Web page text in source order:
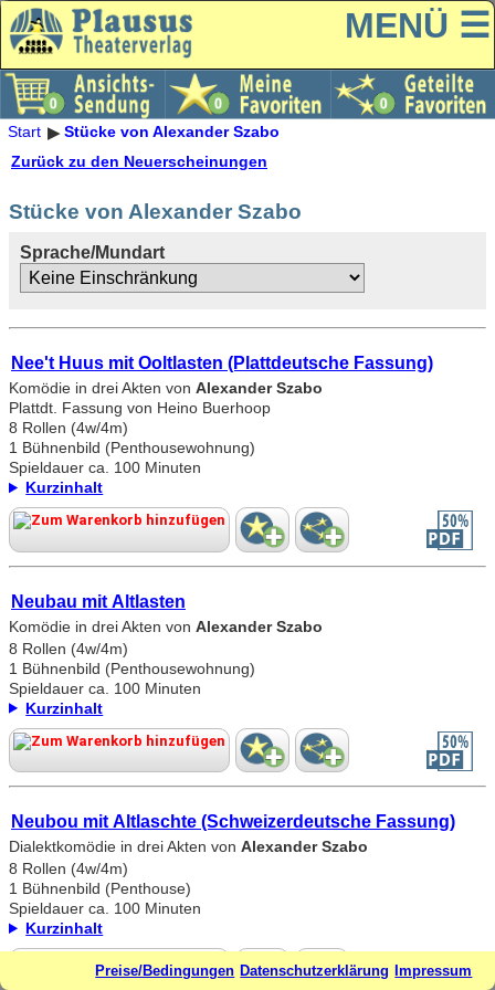
MENÜ ☰
Start Stücke von Alexander Szabo
Preise/Bedingungen Datenschutzerklärung Impressum
Zurück zu den Neuerscheinungen
Stücke von Alexander Szabo
Sprache/Mundart
Nee't Huus mit Ooltlasten (Plattdeutsche Fassung)
Komödie in drei Akten von Alexander Szabo
Plattdt. Fassung von Heino Buerhoop
8 Rollen (4w/4m)
1 Bühnenbild (Penthousewohnung)
Spieldauer ca. 100 Minuten
Kurzinhalt
Neubau mit Altlasten
Komödie in drei Akten von Alexander Szabo
8 Rollen (4w/4m)
1 Bühnenbild (Penthousewohnung)
Spieldauer ca. 100 Minuten
Kurzinhalt
Neubou mit Altlaschte (Schweizerdeutsche Fassung)
Dialektkomödie in drei Akten von Alexander Szabo
8 Rollen (4w/4m)
1 Bühnenbild (Penthouse)
Spieldauer ca. 100 Minuten
Kurzinhalt